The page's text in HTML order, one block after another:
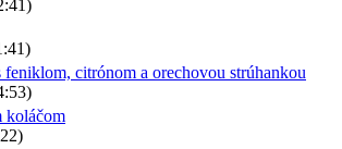
feniklom, citrónom a orechovou strúhankou
koláčom